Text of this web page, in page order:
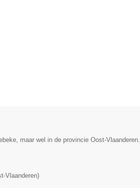
maar wel in de provincie Oost-Vlaanderen.
Vlaanderen)